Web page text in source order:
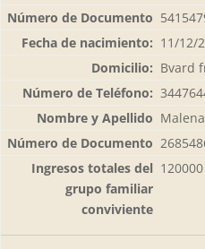
11/12/
Bvard
120000